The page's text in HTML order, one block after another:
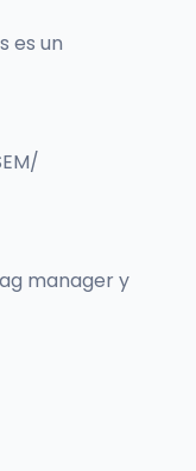
es un
manager y